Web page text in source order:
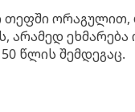
არამედ
წლის შემდეგაც.